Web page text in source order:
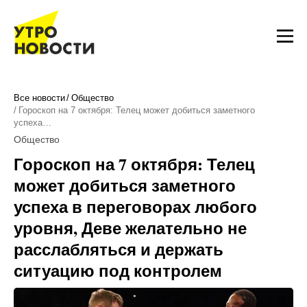
Все новости Общество
Гороскоп на 7 октября: Телец может добиться заметного
успеха…
Общество
Гороскоп на 7 октября: Телец
может добиться заметного
успеха в переговорах любого
уровня, Деве желательно не
расслабляться и держать
ситуацию под контролем